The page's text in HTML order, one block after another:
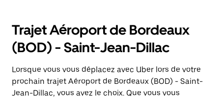
Trajet Aéroport de Bordeaux
(BOD) - Saint-Jean-Dillac
Lorsque vous vous déplacez avec Uber lors de votre
prochain trajet Aéroport de Bordeaux (BOD) - Saint-
Jean-Dillac, vous avez le choix. Que vous vous